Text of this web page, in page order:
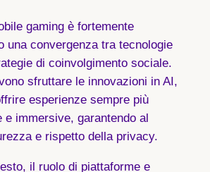
gaming è fortemente
una convergenza tra tecnologie
di coinvolgimento sociale.
sfruttare le innovazioni in AI,
esperienze sempre più
e immersive, garantendo al
e rispetto della privacy.
il ruolo di piattaforme e